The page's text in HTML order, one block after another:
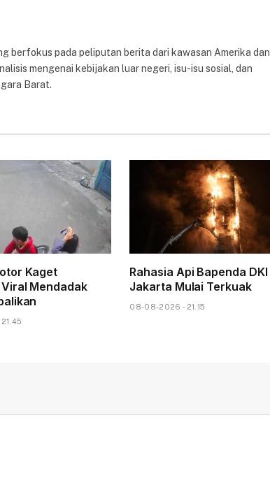
berfokus pada peliputan berita dari kawasan Amerika dan
mengenai kebijakan luar negeri, isu-isu sosial, dan
Barat.
Kaget
Mendadak
Rahasia Api Bapenda DKI
Jakarta Mulai Terkuak
08-08-2026 - 21.15